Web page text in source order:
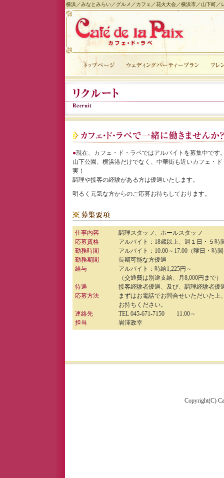
横浜／みなとみらい／グルメ／カフェ／花火大会／横浜市／山下町
●現在、カフェ・ド・ラペではアルバイトを募集中です
山下公園、横浜港だけでなく、中華街も近いカフェ・
実！
調理や接客の経験がある方は優遇いたします。
明るく元気な方からのご応募お待ちしております。
仕事内容
調理スタッフ、ホールスタッフ
応募資格
アルバイト：18歳以上、週１日・５時
勤務時間
アルバイト：10:00～17:00（曜日・時
勤務期間
長期可能な方優遇
給与
アルバイト：時給1,225円～
（交通費は別途支給、月8,000円まで）
待遇
接客経験者優遇、及び、調理経験者優
応募方法
まずはお電話でお問合せいただいた上
お持ちください。
連絡先
TEL 045-671-7150 11:00～
担当
岩澤政幸
Copyright(C)